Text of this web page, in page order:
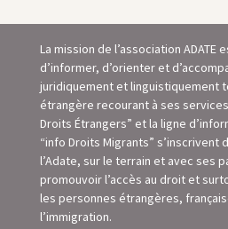
La mission de l’association ADATE
d’informer, d’orienter et
juridiquement et linguistiquement
étrangère recourant à ses
Droits Étrangers” et la ligne
“info Droits Migrants” s’inscrivent
l’Adate, sur le terrain et avec ses
promouvoir l’accès au droit et
les personnes étrangères,
l’immigration.